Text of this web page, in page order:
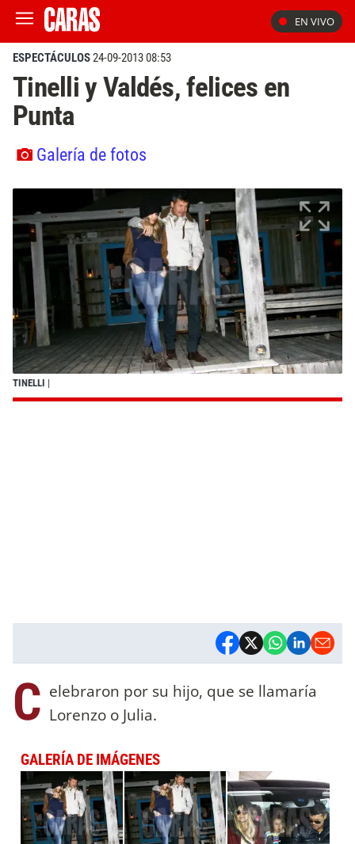
EN VIVO
ESPECTÁCULOS24-09-2013 08:53
Tinelli y Valdés, felices en
Punta
Galería de fotos
TINELLI |
C elebraron por su hijo, que se llamaría
Lorenzo o Julia.
GALERÍA DE IMÁGENES